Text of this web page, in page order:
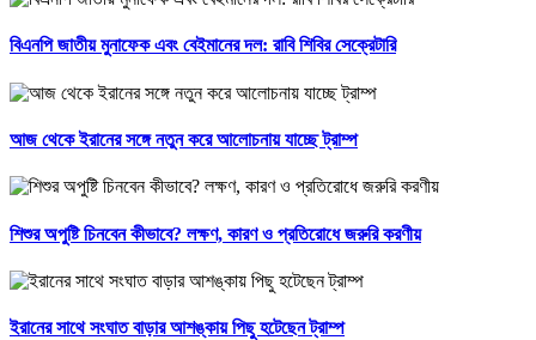
বিএনপি জাতীয় মুনাফেক এবং বেইমানের দল: রাবি শিবির সেক্রেটারি
আজ থেকে ইরানের সঙ্গে নতুন করে আলোচনায় যাচ্ছে ট্রাম্প
শিশুর অপুষ্টি চিনবেন কীভাবে? লক্ষণ, কারণ ও প্রতিরোধে জরুরি করণীয়
ইরানের সাথে সংঘাত বাড়ার আশঙ্কায় পিছু হটেছেন ট্রাম্প